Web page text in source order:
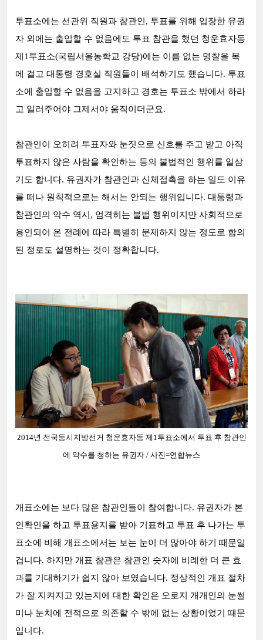
투표소에는 선관위 직원과 참관인, 투표를 위해 입장한 유권
자 외에는 출입할 수 없음에도 투표 참관을 했던 청운효자동
제1투표소(국립서울농학교 강당)에는 이름 없는 명찰을 목
에 걸고 대통령 경호실 직원들이 배석하기도 했습니다. 투표
소에 출입할 수 없음을 고지하고 경호는 투표소 밖에서 하라
고 일러주어야 그제서야 움직이더군요.
참관인이 오히려 투표자와 눈짓으로 신호를 주고 받고 아직
투표하지 않은 사람을 확인하는 등의 불법적인 행위를 일삼
기도 합니다. 유권자가 참관인과 신체접촉을 하는 일도 이유
를 떠나 원칙적으로는 해서는 안되는 행위입니다. 대통령과
참관인의 악수 역시, 엄격히는 불법 행위이지만 사회적으로
용인되어 온 전례에 따라 특별히 문제하지 않는 정도로 합의
된 정로도 설명하는 것이 정확합니다.
2014년 전국동시지방선거 청운효자동 제1투표소에서 투표 후 참관인
에 악수를 청하는 유권자 / 사진=연합뉴스
개표소에는 보다 많은 참관인들이 참여합니다. 유권자가 본
인확인을 하고 투표용지를 받아 기표하고 투표 후 나가는 투
표소에 비해 개표소에서는 보는 눈이 더 많아야 하기 때문일
겁니다. 하지만 개표 참관은 참관인 숫자에 비례한 더 큰 효
과를 기대하기가 쉽지 않아 보였습니다. 정상적인 개표 절차
가 잘 지켜지고 있는지에 대한 확인은 오로지 개개인의 눈썰
미나 눈치에 전적으로 의존할 수 밖에 없는 상황이었기 때문
입니다.